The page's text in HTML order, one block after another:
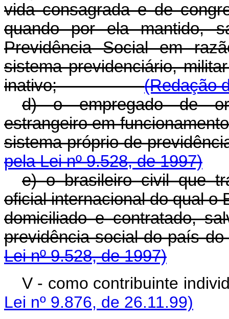
vida consagrada e de
quando por ela mantido,
Previdência Social em
sistema previdenciário,
inativo;(Redação
d) o empregado de
estrangeiro em
sistema próprio de
pela Lei nº 9.528, de 1997)
e) o brasileiro civil que
oficial internacional do qual o
domiciliado e contratado,
previdência social do
Lei nº 9.528, de 1997)
V - como
Lei nº 9.876, de 26.11.99)